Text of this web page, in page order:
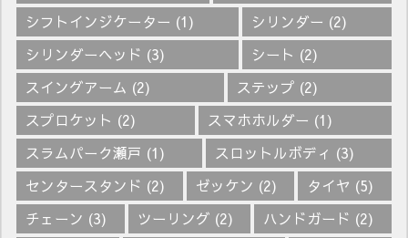
シフトインジケーター (1) シリンダー (2)
シリンダーヘッド (3) シート (2)
スイングアーム (2) ステップ (2)
スプロケット (2) スマホホルダー (1)
スラムパーク瀬戸 (1) スロットルボディ (3)
センタースタンド (2) ゼッケン (2) タイヤ (5)
チェーン (3) ツーリング (2) ハンドガード (2)